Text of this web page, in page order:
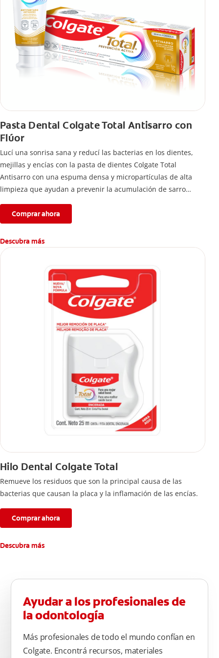
Pasta Dental Colgate Total Antisarro con
Flúor
Lucí una sonrisa sana y reducí las bacterias en los dientes,
mejillas y encías con la pasta de dientes Colgate Total
Antisarro con una espuma densa y micropartículas de alta
limpieza que ayudan a prevenir la acumulación de sarro
Comprar ahora
Descubra más
Hilo Dental Colgate Total
Remueve los residuos que son la principal causa de las
bacterias que causan la placa y la inflamación de las encías.
Comprar ahora
Descubra más
Ayudar a los profesionales de
la odontología
Más profesionales de todo el mundo confían en
Colgate. Encontrá recursos, materiales